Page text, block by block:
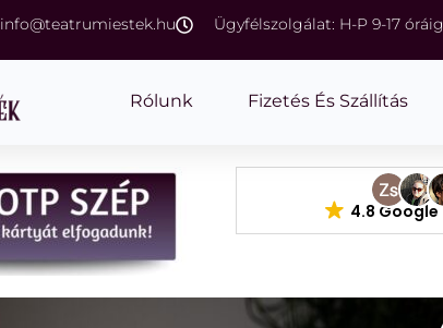
info@teatrumiestek.hu Ügyfélszolgálat: H-P 9-17 óráig
Rólunk Fizetés És Szállítás
4.8 Google